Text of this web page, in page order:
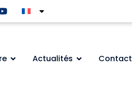
Actualités Contact